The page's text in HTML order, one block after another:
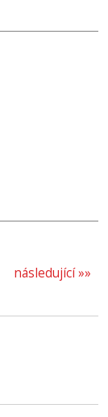
následující »»